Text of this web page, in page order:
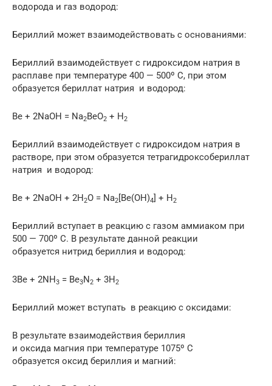
водорода и газ водород:
Бериллий может взаимодействовать с основаниями:
Бериллий взаимодействует с гидроксидом натрия в
расплаве при температуре 400 — 500º С, при этом
образуется бериллат натрия и водород:
Be + 2NaOH = Na2BeO2 + H2
Бериллий взаимодействует с гидроксидом натрия в
растворе, при этом образуется тетрагидроксобериллат
натрия и водород:
Be + 2NaOH + 2H2O = Na2[Be(OH)4] + H2
Бериллий вступает в реакцию с газом аммиаком при
500 — 700º С. В результате данной реакции
образуется нитрид бериллия и водород:
3Be + 2NH3 = Be3N2 + 3H2
Бериллий может вступать в реакцию с оксидами:
В результате взаимодействия бериллия
и оксида магния при температуре 1075º С
образуется оксид бериллия и магний: